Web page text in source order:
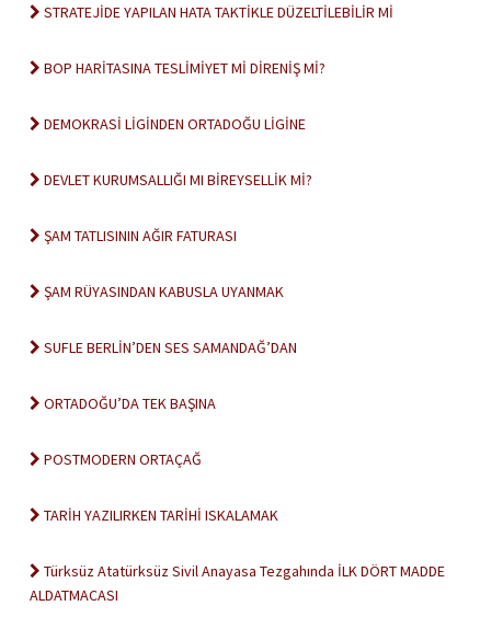
STRATEJİDE YAPILAN HATA TAKTİKLE DÜZELTİLEBİLİR Mİ
BOP HARİTASINA TESLİMİYET Mİ DİRENİŞ Mİ?
DEMOKRASİ LİGİNDEN ORTADOĞU LİGİNE
DEVLET KURUMSALLIĞI MI BİREYSELLİK Mİ?
ŞAM TATLISININ AĞIR FATURASI
ŞAM RÜYASINDAN KABUSLA UYANMAK
SUFLE BERLİN’DEN SES SAMANDAĞ’DAN
ORTADOĞU’DA TEK BAŞINA
POSTMODERN ORTAÇAĞ
TARİH YAZILIRKEN TARİHİ ISKALAMAK
Türksüz Atatürksüz Sivil Anayasa Tezgahında İLK DÖRT MADDE
ALDATMACASI